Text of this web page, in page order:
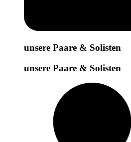
unsere Paare & Solisten
unsere Paare & Solisten